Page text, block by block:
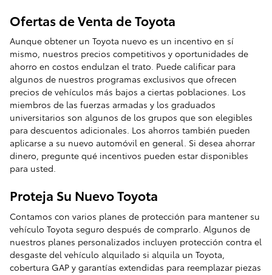
Ofertas de Venta de Toyota
Aunque obtener un Toyota nuevo es un incentivo en sí
mismo, nuestros precios competitivos y oportunidades de
ahorro en costos endulzan el trato. Puede calificar para
algunos de nuestros programas exclusivos que ofrecen
precios de vehículos más bajos a ciertas poblaciones. Los
miembros de las fuerzas armadas y los graduados
universitarios son algunos de los grupos que son elegibles
para descuentos adicionales. Los ahorros también pueden
aplicarse a su nuevo automóvil en general. Si desea ahorrar
dinero, pregunte qué incentivos pueden estar disponibles
para usted.
Proteja Su Nuevo Toyota
Contamos con varios planes de protección para mantener su
vehículo Toyota seguro después de comprarlo. Algunos de
nuestros planes personalizados incluyen protección contra el
desgaste del vehículo alquilado si alquila un Toyota,
cobertura GAP y garantías extendidas para reemplazar piezas